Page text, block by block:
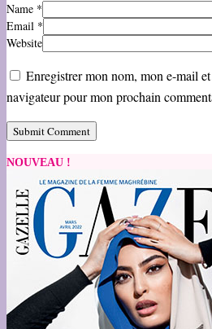
Name *
Email *
Website
Enregistrer mon nom, mon e-mail
navigateur pour mon prochain
NOUVEAU !